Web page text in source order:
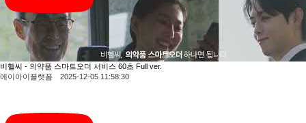
비헬씨 - 의약품 스마트오더 서비스 60초 Full ver.
에이아이플랫폼 2025-12-05 11:58:30